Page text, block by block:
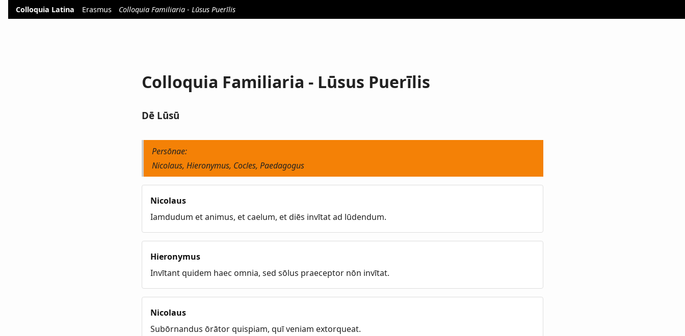
Colloquia Latina Erasmus Colloquia Familiaria - Lūsus Puerīlis
Colloquia Familiaria - Lūsus Puerīlis
Dē Lūsū
Persōnae:
Nicolaus, Hieronymus, Cocles, Paedagogus
Nicolaus
Iamdudum et animus, et caelum, et diēs invītat ad lūdendum.
Hieronymus
Invītant quidem haec omnia, sed sōlus praeceptor nōn invītat.
Nicolaus
Subōrnandus ōrātor quispiam, quī veniam extorqueat.